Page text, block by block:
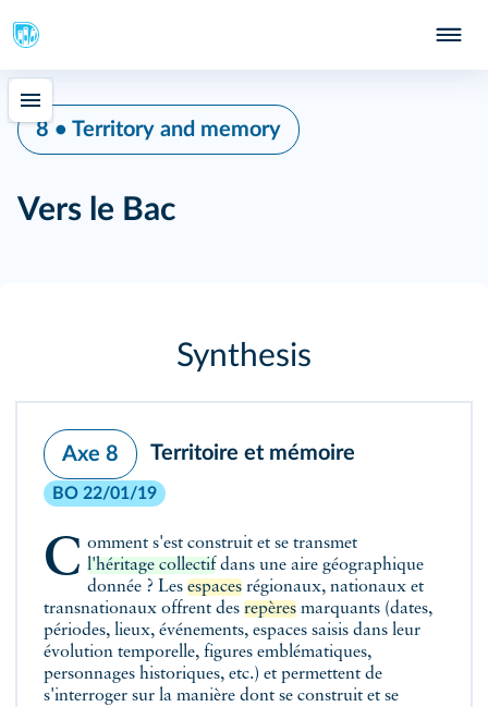
8 • Territory and memory
Vers le Bac
Synthesis
Axe 8 Territoire et mémoire
BO 22/01/19
Comment s'est construit et se transmet
l'héritage collectifdans une aire géographique
donnée ? Les espacesrégionaux, nationaux et
transnationaux offrent des repères marquants (dates,
périodes, lieux, événements, espaces saisis dans leur
évolution temporelle, figures emblématiques,
personnages historiques, etc.) et permettent de
s'interroger sur la manière dont se construit et se